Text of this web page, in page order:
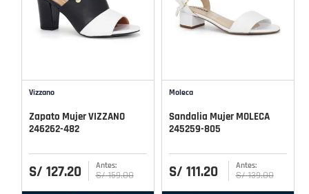
Vizzano
Zapato Mujer VIZZANO
246262-482
S/ 127.20 S/ 159.00
Moleca
Sandalia Mujer MOLECA
245259-805
S/ 111.20 S/ 139.00